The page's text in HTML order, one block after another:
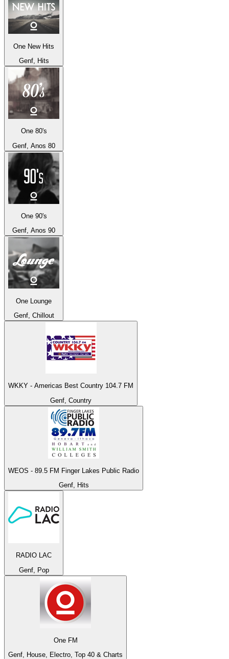
One New Hits
Genf, Hits
One 80's
Genf, Anos 80
One 90's
Genf, Anos 90
One Lounge
Genf, Chillout
WKKY - Americas Best Country 104.7 FM
Genf, Country
WEOS - 89.5 FM Finger Lakes Public Radio
Genf, Hits
RADIO LAC
Genf, Pop
One FM
Genf, House, Electro, Top 40 & Charts